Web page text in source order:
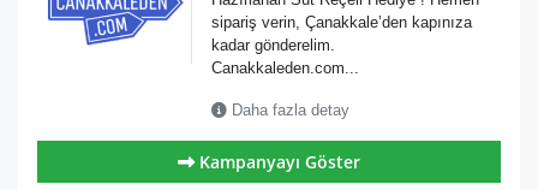
sipariş verin, Çanakkale’den kapınıza
kadar gönderelim.
Canakkaleden.com...
Daha fazla detay
Kampanyayı Göster